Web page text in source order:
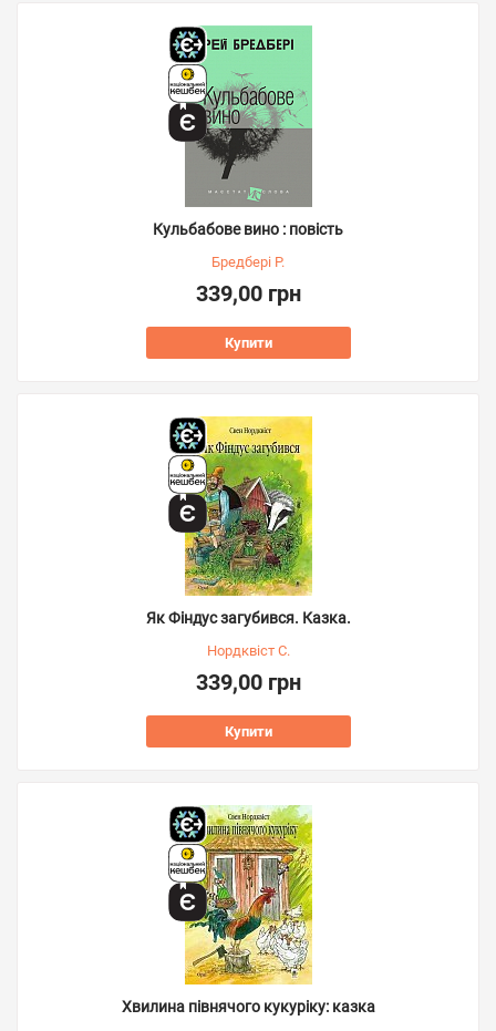
Кульбабове вино : повість
Бредбері Р.
339,00 грн
Купити
Як Фіндус загубився. Казка.
Нордквіст С.
339,00 грн
Купити
Хвилина півнячого кукуріку: казка